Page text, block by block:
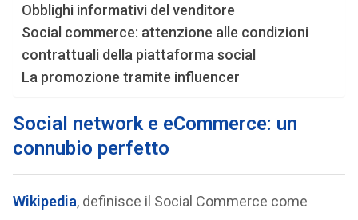
Obblighi informativi del venditore
Social commerce: attenzione alle condizioni
contrattuali della piattaforma social
La promozione tramite influencer
Social network e eCommerce: un
connubio perfetto
Wikipedia, definisce il Social Commerce come